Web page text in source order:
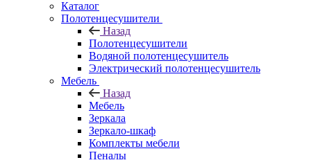
Каталог
Полотенцесушители
Назад
Полотенцесушители
Водяной полотенцесушитель
Электрический полотенцесушитель
Мебель
Назад
Мебель
Зеркала
Зеркало-шкаф
Комплекты мебели
Пеналы